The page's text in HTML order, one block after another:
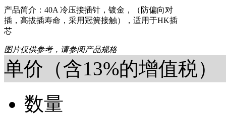
产品简介：40A 冷压接插针，镀金，（防偏向对
插，高拔插寿命，采用冠簧接触），适用于HK插
芯
图片仅供参考，请参阅产品规格
单价（含13%的增值税）
数量